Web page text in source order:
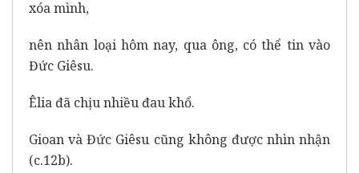
xóa mình,
nên nhân loại hôm nay, qua ông, có thể tin vào
Đức Giêsu.
Êlia đã chịu nhiều đau khổ.
Gioan và Đức Giêsu cũng không được nhìn nhận
(c.12b).